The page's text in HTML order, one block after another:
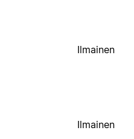
Ilmainen
Ilmainen